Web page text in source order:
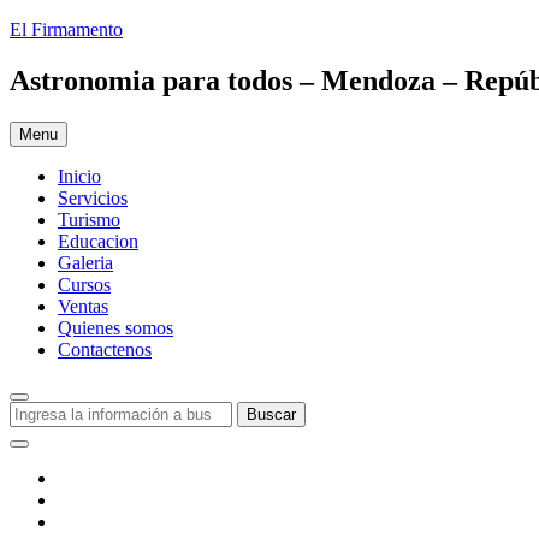
Skip
content
El Firmamento
Astronomia para todos – Mendoza –
Menu
Inicio
Servicios
Turismo
Educacion
Galeria
Cursos
Ventas
Quienes somos
Contactenos
Search
Buscar: Buscar
Social